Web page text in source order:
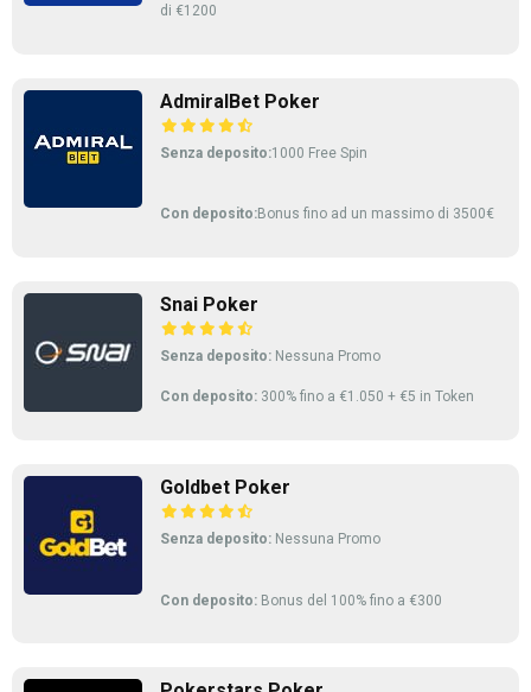
di €1200
AdmiralBet Poker
Senza deposito:1000 Free Spin
Con deposito:Bonus fino ad un massimo di 3500€
Snai Poker
Senza deposito: Nessuna Promo
Con deposito: 300% fino a €1.050 + €5 in Token
Goldbet Poker
Senza deposito: Nessuna Promo
Con deposito: Bonus del 100% fino a €300